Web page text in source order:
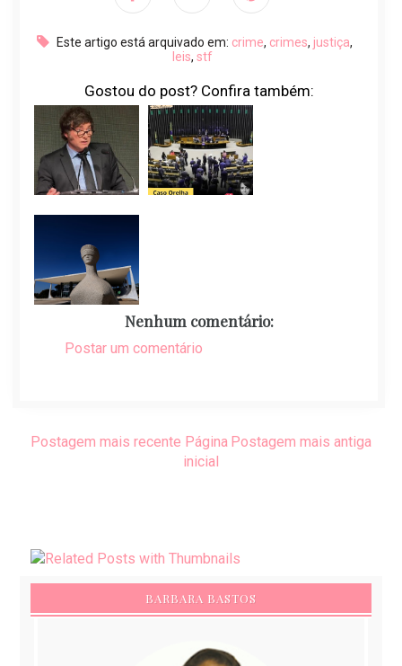
Este artigo está arquivado em: crime, crimes, justiça,
leis, stf
Gostou do post? Confira também:
Nenhum comentário:
Postar um comentário
Postagem mais recente Postagem mais antiga
Página
inicial
BARBARA BASTOS